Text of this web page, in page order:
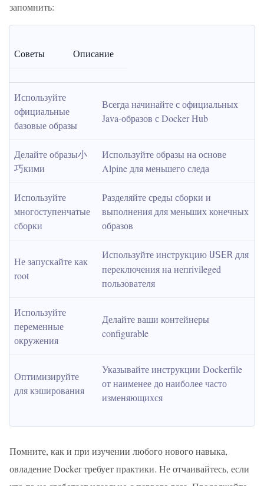
запомнить:
Советы Описание
Используйте
официальные
базовые образы
Всегда начинайте с официальных
Java-образов с Docker Hub
Делайте образы小
巧кими
Используйте образы на основе
Alpine для меньшего следа
Используйте
многоступенчатые
сборки
Разделяйте среды сборки и
выполнения для меньших конечных
образов
Не запускайте как
root
Используйте инструкцию USER для
переключения на непrivileged
пользователя
Используйте
переменные
окружения
Делайте ваши контейнеры
configurable
Оптимизируйте
для кэширования
Указывайте инструкции Dockerfile
от наименее до наиболее часто
изменяющихся
Помните, как и при изучении любого нового навыка,
овладение Docker требует практики. Не отчаивайтесь, если